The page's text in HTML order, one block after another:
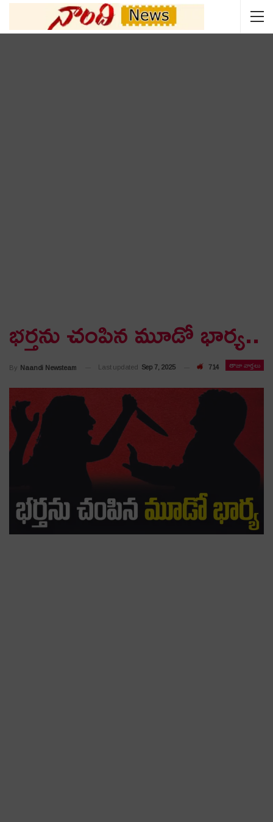
భర్తను చంపిన మూడో భార్య..
తాజా వార్తలు
By Naandi Newsteam Last updated Sep 7, 2025 714